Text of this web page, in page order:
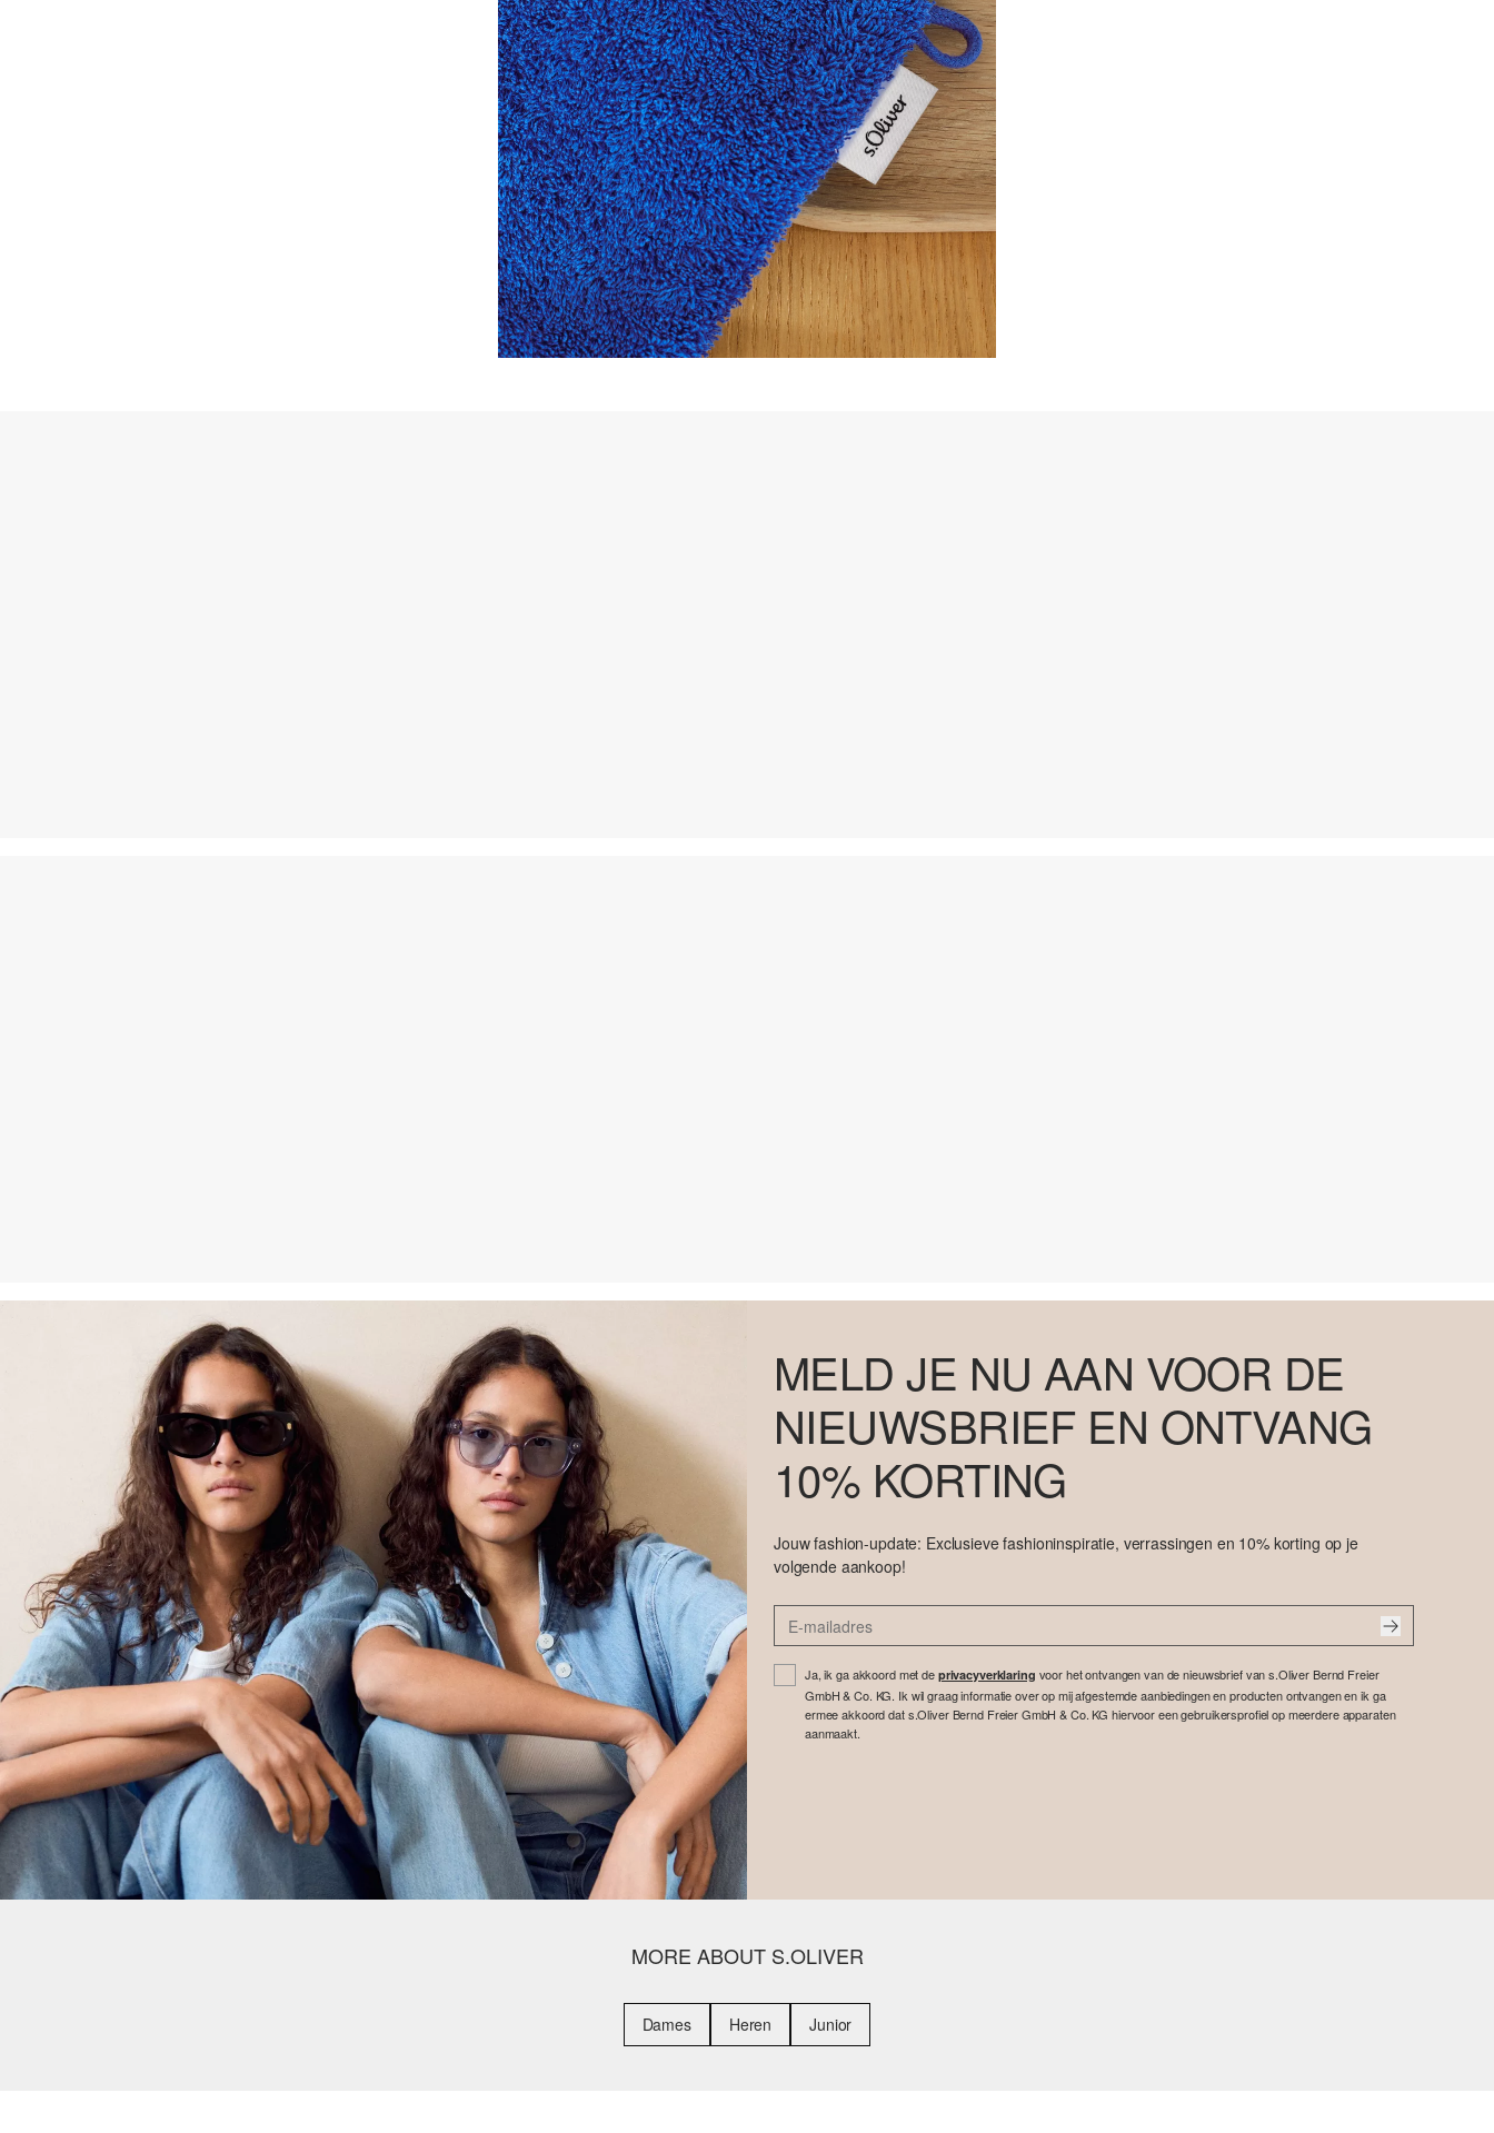
MELD JE NU AAN VOOR DE
NIEUWSBRIEF EN ONTVANG
10% KORTING
Jouw fashion-update: Exclusieve fashioninspiratie, verrassingen en 10% korting op je
volgende aankoop!
Ja, ik ga akkoord met de privacyverklaring voor het ontvangen van de nieuwsbrief van s.Oliver Bernd Freier
GmbH & Co. KG. Ik wil graag informatie over op mij afgestemde aanbiedingen en producten ontvangen en ik ga
ermee akkoord dat s.Oliver Bernd Freier GmbH & Co. KG hiervoor een gebruikersprofiel op meerdere apparaten
aanmaakt.
MORE ABOUT S.OLIVER
Dames Heren Junior